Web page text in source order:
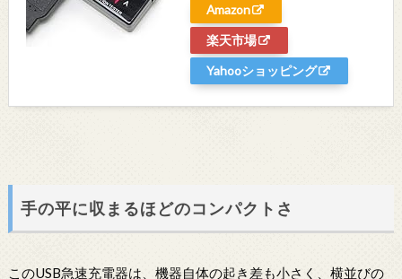
Amazon
楽天市場
Yahooショッピング
手の平に収まるほどのコンパクトさ
このUSB急速充電器は、機器自体の起き差も小さく、横並びの